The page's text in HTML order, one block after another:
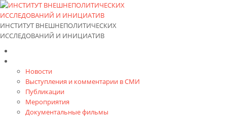
ИНСТИТУТ ВНЕШНЕПОЛИТИЧЕСКИХ
ИССЛЕДОВАНИЙ И ИНИЦИАТИВ
Новости
Выступления и коммента­рии в СМИ
Публикации
Мероприятия
Документальные фильмы